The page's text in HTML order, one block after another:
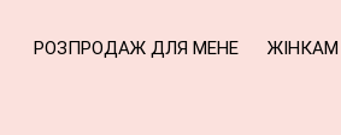
РОЗПРОДАЖ ДЛЯ МЕНЕ ЖІНКАМ